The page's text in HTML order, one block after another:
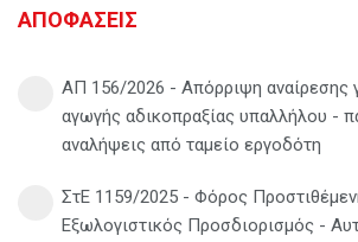
ΑΠΟΦΑΣΕΙΣ
ΑΠ 156/2026 - Απόρριψη αναίρεσης
αγωγής αδικοπραξίας υπαλλήλου -
αναλήψεις από ταμείο εργοδότη
ΣτΕ 1159/2025 - Φόρος
Εξωλογιστικός Προσδιορισμός -